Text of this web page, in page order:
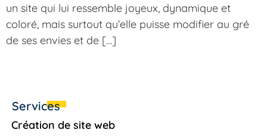
un site qui lui ressemble joyeux, dynamique et
coloré, mais surtout qu’elle puisse modifier au gré
de ses envies et de […]
Services
Création de site web